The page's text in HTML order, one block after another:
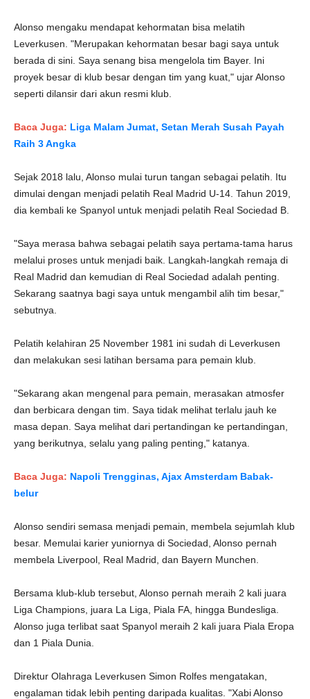
Alonso mengaku mendapat kehormatan bisa melatih
Leverkusen. "Merupakan kehormatan besar bagi saya untuk
berada di sini. Saya senang bisa mengelola tim Bayer. Ini
proyek besar di klub besar dengan tim yang kuat," ujar Alonso
seperti dilansir dari akun resmi klub.
Baca Juga: Liga Malam Jumat, Setan Merah Susah Payah
Raih 3 Angka
Sejak 2018 lalu, Alonso mulai turun tangan sebagai pelatih. Itu
dimulai dengan menjadi pelatih Real Madrid U-14. Tahun 2019,
dia kembali ke Spanyol untuk menjadi pelatih Real Sociedad B.
"Saya merasa bahwa sebagai pelatih saya pertama-tama harus
melalui proses untuk menjadi baik. Langkah-langkah remaja di
Real Madrid dan kemudian di Real Sociedad adalah penting.
Sekarang saatnya bagi saya untuk mengambil alih tim besar,"
sebutnya.
Pelatih kelahiran 25 November 1981 ini sudah di Leverkusen
dan melakukan sesi latihan bersama para pemain klub.
"Sekarang akan mengenal para pemain, merasakan atmosfer
dan berbicara dengan tim. Saya tidak melihat terlalu jauh ke
masa depan. Saya melihat dari pertandingan ke pertandingan,
yang berikutnya, selalu yang paling penting," katanya.
Baca Juga: Napoli Trengginas, Ajax Amsterdam Babak-
belur
Alonso sendiri semasa menjadi pemain, membela sejumlah klub
besar. Memulai karier yuniornya di Sociedad, Alonso pernah
membela Liverpool, Real Madrid, dan Bayern Munchen.
Bersama klub-klub tersebut, Alonso pernah meraih 2 kali juara
Liga Champions, juara La Liga, Piala FA, hingga Bundesliga.
Alonso juga terlibat saat Spanyol meraih 2 kali juara Piala Eropa
dan 1 Piala Dunia.
Direktur Olahraga Leverkusen Simon Rolfes mengatakan,
engalaman tidak lebih penting daripada kualitas. "Xabi Alonso